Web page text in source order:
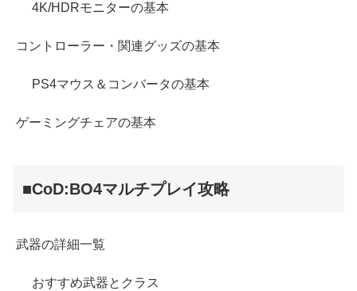
4K/HDRモニターの基本
コントローラー・関連グッズの基本
PS4マウス＆コンバータの基本
ゲーミングチェアの基本
■CoD:BO4マルチプレイ攻略
武器の詳細一覧
おすすめ武器とクラス